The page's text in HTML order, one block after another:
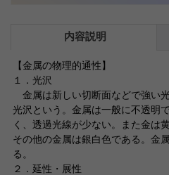
内容説明
【金属の物理的通性】
１．光沢
金属は新しい切断面などで強い
光沢という。金属は一般に不透明
く、透過光線が少ない。また金は
その他の金属は銀白色である。金
る。
２．延性・展性